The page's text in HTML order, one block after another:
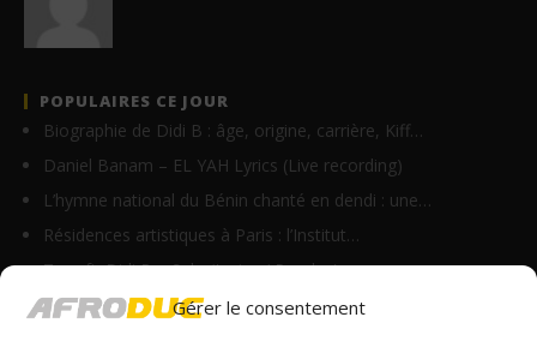
Gérer le consentement
POPULAIRES CE JOUR
Biographie de Didi B : âge, origine, carrière, Kiff…
Daniel Banam – EL YAH Lyrics (Live recording)
L’hymne national du Bénin chanté en dendi : une…
Résidences artistiques à Paris : l’Institut…
Tayc ft. Didi B – Salo (Lyrics / Paroles)
Paki Chenzu – Soldat (Lyrics)